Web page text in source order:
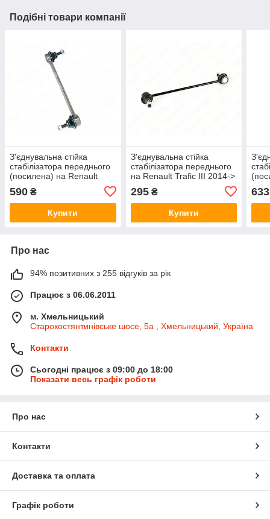
Подібні товари компанії
З'єднувальна стійка
стабілізатора переднього
(посилена) на Renault
ATP20-248-180
590 ₴
Купити
З'єднувальна стійка
стабілізатора переднього
на Renault Trafic III 2014->
295₴
Купити
ATP
633
Про нас
94% позитивних з 255 відгуків за рік
Працює з 06.06.2011
м. Хмельницький
Старокостянтинівське шосе, 5а , Хмельницький, Україна
Контакти
Сьогодні працює з 09:00 до 18:00
Показати весь графік роботи
Про нас
Контакти
Доставка та оплата
Графік роботи